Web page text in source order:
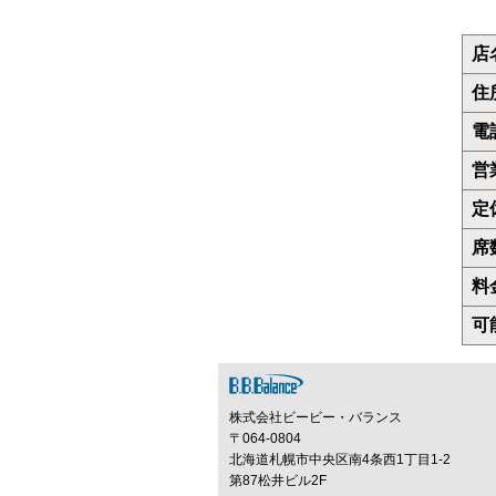
店
住
電
営
定
席
料
可
株式会社ビービー・バランス
〒064-0804
北海道札幌市中央区南4条西1丁目1-2
第87松井ビル2F